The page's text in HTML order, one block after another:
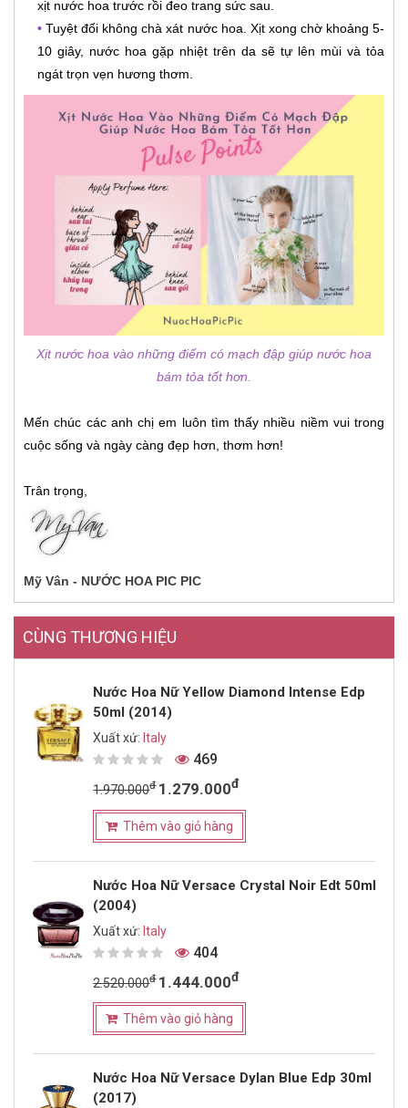
xịt nước hoa trước rồi đeo trang sức sau.
• Tuyệt đối không chà xát nước hoa. Xịt xong chờ khoảng 5-
10 giây, nước hoa gặp nhiệt trên da sẽ tự lên mùi và tỏa
ngát trọn vẹn hương thơm.
Xịt nước hoa vào những điểm có mạch đập giúp nước hoa
bám tỏa tốt hơn.
Mến chúc các anh chị em luôn tìm thấy nhiều niềm vui trong
cuộc sống và ngày càng đẹp hơn, thơm hơn!
Trân trọng,
Mỹ Vân - NƯỚC HOA PIC PIC
CÙNG THƯƠNG HIỆU
Nước Hoa Nữ Yellow Diamond Intense Edp
50ml (2014)
Xuất xứ: Italy
469
1.970.000đ 1.279.000đ
Thêm vào giỏ hàng
Nước Hoa Nữ Versace Crystal Noir Edt 50ml
(2004)
Xuất xứ: Italy
404
2.520.000đ 1.444.000đ
Thêm vào giỏ hàng
Nước Hoa Nữ Versace Dylan Blue Edp 30ml
(2017)